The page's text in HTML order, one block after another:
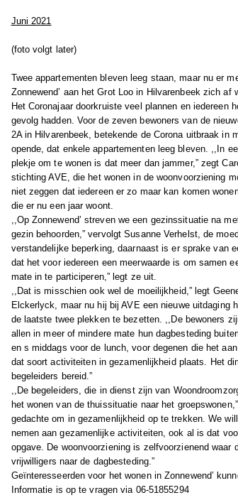
Juni 2021
(foto volgt later)
Twee appartementen bleven leeg staan, maar nu er
Zonnewend’ aan het Grot Loo in Hilvarenbeek zich af
Het Coronajaar doorkruiste veel plannen en iedereen
gevolg hadden. Voor de zeven bewoners van de
2A in Hilvarenbeek, betekende de Corona uitbraak in
opende, dat enkele appartementen leeg bleven. ,,In
plekje om te wonen is dat meer dan jammer,” zegt
stichting AVE, die het wonen in de woonvoorziening
niet zeggen dat iedereen er zo maar kan komen
die er nu een jaar woont.
,,Op Zonnewend’ streven we een gezinssituatie na
gezin behoorden,” vervolgt Susanne Verhelst, de
verstandelijke beperking, daarnaast is er sprake van
dat het voor iedereen een meerwaarde is om samen
mate in te participeren,” legt ze uit.
,,Dat is misschien ook wel de moeilijkheid,” legt
Elckerlyck, maar nu hij bij AVE een nieuwe
de laatste twee plekken te bezetten. ,,De bewoners
allen in meer of mindere mate hun dagbesteding
en s middags voor de lunch, voor degenen die het
dat soort activiteiten in gezamenlijkheid plaats. Het
begeleiders bereid.”
,,De begeleiders, die in dienst zijn van
het wonen van de thuissituatie naar het
gedachte om in gezamenlijkheid op te trekken. We
nemen aan gezamenlijke activiteiten, ook al is dat
opgave. De woonvoorziening is zelfvoorzienend
vrijwilligers naar de dagbesteding.”
Geïnteresseerden voor het wonen in Zonnewend’
Informatie is op te vragen via 06-51855294